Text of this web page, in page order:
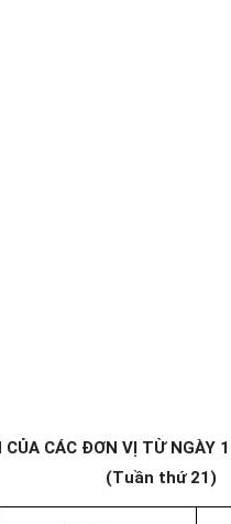
CỦA CÁC ĐƠN VỊ TỪ
(Tuần thứ 21)